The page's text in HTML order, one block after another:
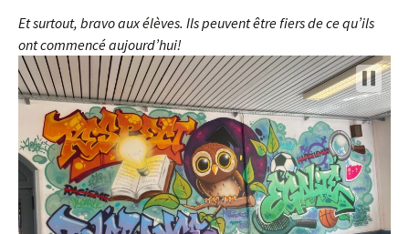
Et surtout, bravo aux élèves. Ils peuvent être fiers de ce qu’ils
ont commencé aujourd’hui!